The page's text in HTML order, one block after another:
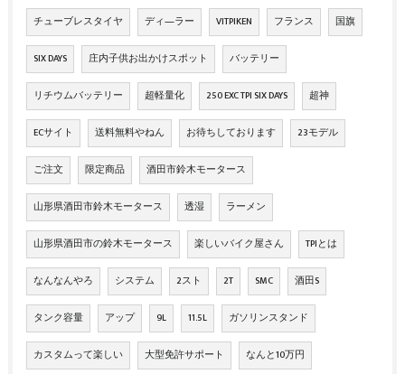
チューブレスタイヤ ディ―ラー VITPIKEN フランス 国旗
SIX DAYS 庄内子供お出かけスポット バッテリー
リチウムバッテリー 超軽量化 250 EXC TPI SIX DAYS 超神
ECサイト 送料無料やねん お待ちしております 23モデル
ご注文 限定商品 酒田市鈴木モータース
山形県酒田市鈴木モータース 透湿 ラーメン
山形県酒田市の鈴木モータース 楽しいバイク屋さん TPIとは
なんなんやろ システム 2スト 2T SMC 酒田S
タンク容量 アップ 9L 11.5L ガソリンスタンド
カスタムって楽しい 大型免許サポート なんと10万円